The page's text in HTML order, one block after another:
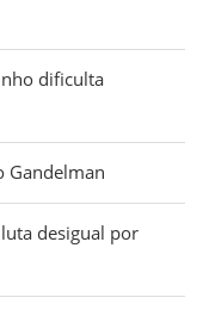
dificulta
Gandelman
desigual por